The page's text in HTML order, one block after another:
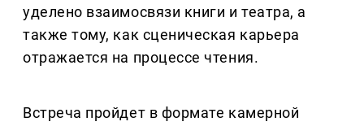
уделено взаимосвязи книги и театра, а
также тому, как сценическая карьера
отражается на процессе чтения.
Встреча пройдет в формате камерной